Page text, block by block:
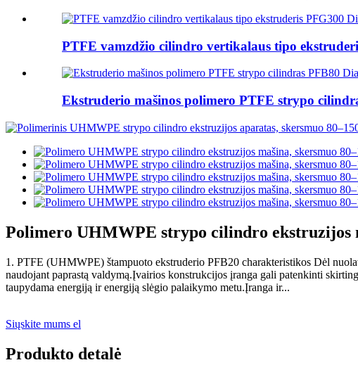
PTFE vamzdžio cilindro vertikalaus tipo
Ekstruderio mašinos polimero PTFE strypo
Polimero UHMWPE strypo cilindro ekstruzijos
1. PTFE (UHMWPE) štampuoto ekstruderio PFB20 charakteristikos Dėl
naudojant paprastą valdymą.Įvairios konstrukcijos įranga gali patenkinti
taupydama energiją ir energiją slėgio palaikymo metu.Įranga ir...
Siųskite mums el
Produkto detalė